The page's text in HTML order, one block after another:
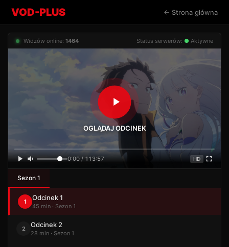
VOD-PLUS ← Strona główna
Widzów online: 1464 Status serwerów: ● Aktywne
OGLĄDAJ ODCINEK
0:00 / 113:57 HD
Sezon 1
1 Odcinek 1
45 min · Sezon 1
2 Odcinek 2
28 min · Sezon 1